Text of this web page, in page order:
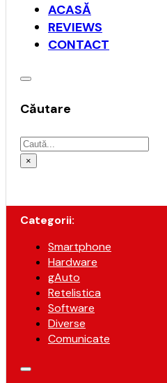
ACASĂ
REVIEWS
CONTACT
Căutare
Caută
×
Categorii:
Smartphone
Hardware
gAuto
Retelistica
Software
Diverse
Comunicate